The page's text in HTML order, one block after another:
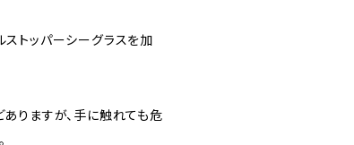
ストッパーシーグラスを加
りますが、手に触れても危